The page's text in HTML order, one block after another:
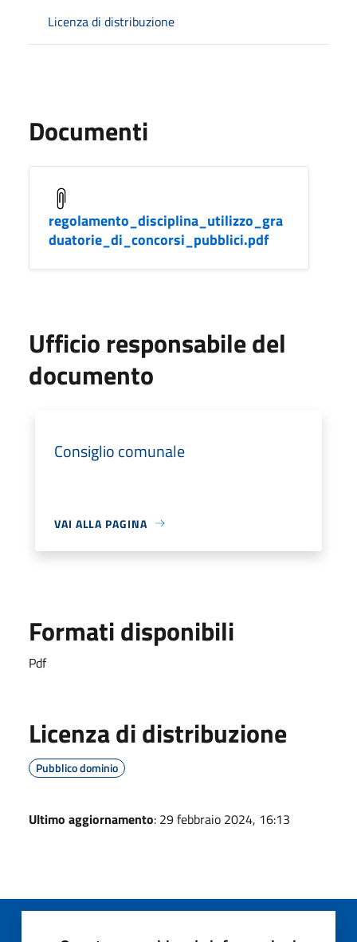
Licenza di distribuzione
Documenti
regolamento_disciplina_utilizzo_gra
duatorie_di_concorsi_pubblici.pdf
Ufficio responsabile del
documento
Consiglio comunale
VAI ALLA PAGINA
Formati disponibili
Pdf
Licenza di distribuzione
Pubblico dominio
Ultimo aggiornamento: 29 febbraio 2024, 16:13